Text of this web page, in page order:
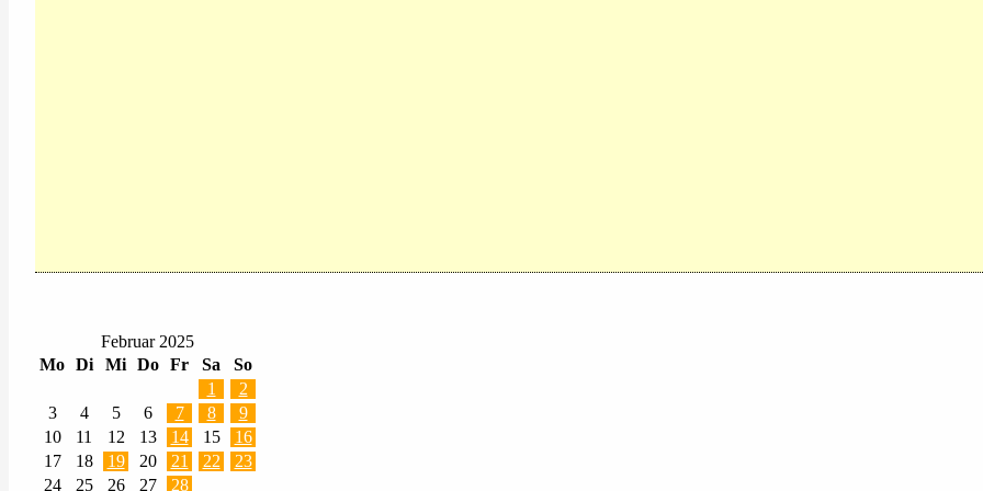
Februar 2025
Mo Di Mi Do Fr Sa
So
1
2
3
4 5 6 7 8
9
10
11 12 13 14 15
16
17
18 19 20 21 22
23
24
25 26 27 28